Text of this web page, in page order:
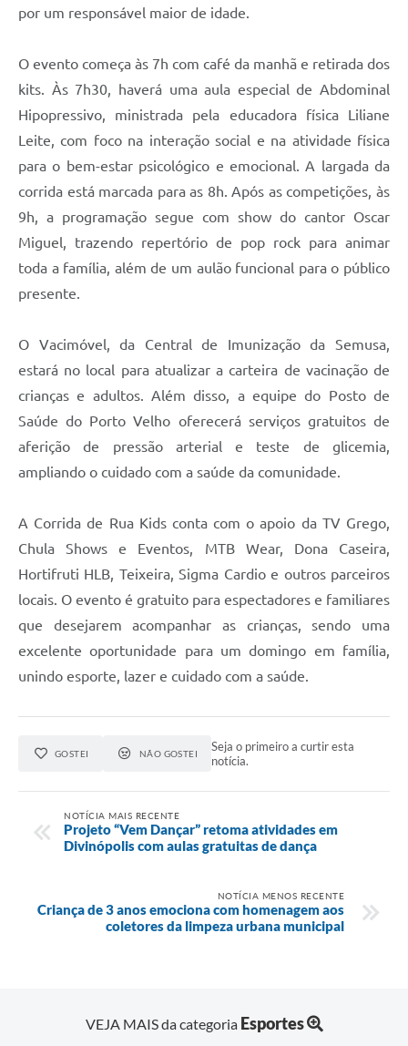
por um responsável maior de idade.
O evento começa às 7h com café da manhã e retirada dos
kits. Às 7h30, haverá uma aula especial de Abdominal
Hipopressivo, ministrada pela educadora física Liliane
Leite, com foco na interação social e na atividade física
para o bem-estar psicológico e emocional. A largada da
corrida está marcada para as 8h. Após as competições, às
9h, a programação segue com show do cantor Oscar
Miguel, trazendo repertório de pop rock para animar
toda a família, além de um aulão funcional para o público
presente.
O Vacimóvel, da Central de Imunização da Semusa,
estará no local para atualizar a carteira de vacinação de
crianças e adultos. Além disso, a equipe do Posto de
Saúde do Porto Velho oferecerá serviços gratuitos de
aferição de pressão arterial e teste de glicemia,
ampliando o cuidado com a saúde da comunidade.
A Corrida de Rua Kids conta com o apoio da TV Grego,
Chula Shows e Eventos, MTB Wear, Dona Caseira,
Hortifruti HLB, Teixeira, Sigma Cardio e outros parceiros
locais. O evento é gratuito para espectadores e familiares
que desejarem acompanhar as crianças, sendo uma
excelente oportunidade para um domingo em família,
unindo esporte, lazer e cuidado com a saúde.
GOSTEI NÃO GOSTEI
Seja o primeiro a curtir esta
notícia.
NOTÍCIA MAIS RECENTE
Projeto “Vem Dançar” retoma atividades em
Divinópolis com aulas gratuitas de dança
NOTÍCIA MENOS RECENTE
Criança de 3 anos emociona com homenagem aos
coletores da limpeza urbana municipal
VEJA MAIS da categoria Esportes